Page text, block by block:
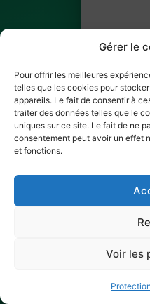
Gérer le
Pour offrir les meilleures
telles que les cookies pour
appareils. Le fait de consentir à
traiter des données telles que le
uniques sur ce site. Le fait de ne
consentement peut avoir un effet
et fonctions.
Voir les
BILLET
✓